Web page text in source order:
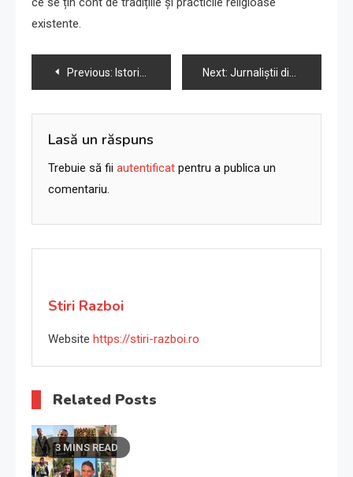
existente.
Navigare
în
articole
Previous: Istorie scurtă a Gazei: 5.000 de ani de conflict. Next: Jurnaliștii din Gaza în grabă documentează bombardamentele israeliene. Zeci plătiți cu viața.
Lasă un răspuns
Trebuie să fii autentificat pentru a publica un
comentariu.
Stiri Razboi
Website https://stiri-razboi.ro
Related Posts
3 MINS READ